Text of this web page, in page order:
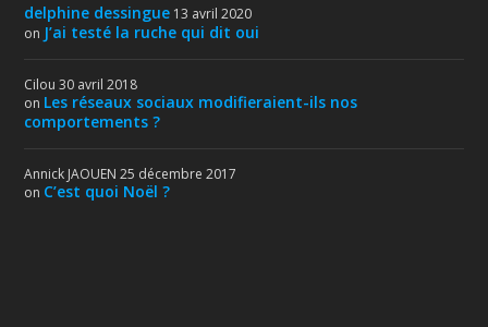
delphine dessingue 13 avril 2020
on J’ai testé la ruche qui dit oui
Cilou 30 avril 2018
on Les réseaux sociaux modifieraient-ils nos
comportements ?
Annick JAOUEN 25 décembre 2017
on C’est quoi Noël ?